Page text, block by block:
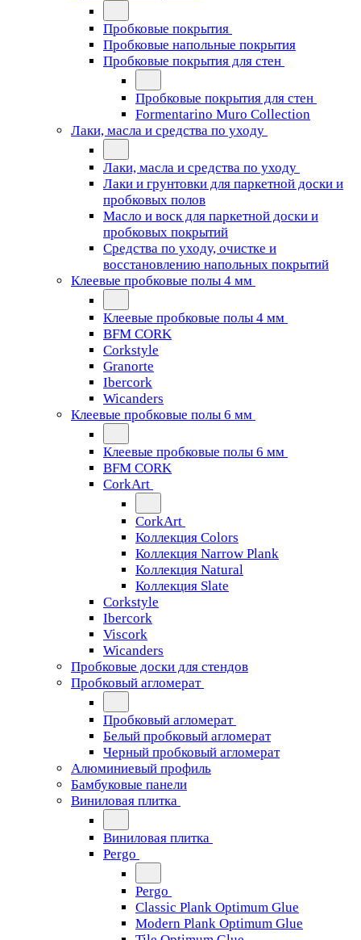
Пробковые покрытия
Пробковые напольные покрытия
Пробковые покрытия для стен
Пробковые покрытия для стен
Formentarino Muro Collection
Лаки, масла и средства по уходу
Лаки, масла и средства по уходу
Лаки и грунтовки для паркетной доски и
пробковых полов
Масло и воск для паркетной доски и
пробковых покрытий
Средства по уходу, очистке и
восстановлению напольных покрытий
Клеевые пробковые полы 4 мм
Клеевые пробковые полы 4 мм
BFM CORK
Corkstyle
Granorte
Ibercork
Wicanders
Клеевые пробковые полы 6 мм
Клеевые пробковые полы 6 мм
BFM CORK
CorkArt
CorkArt
Коллекция Colors
Коллекция Narrow Plank
Коллекция Natural
Коллекция Slate
Corkstyle
Ibercork
Viscork
Wicanders
Пробковые доски для стендов
Пробковый агломерат
Пробковый агломерат
Белый пробковый агломерат
Черный пробковый агломерат
Алюминиевый профиль
Бамбуковые панели
Виниловая плитка
Виниловая плитка
Pergo
Pergo
Classic Plank Optimum Glue
Modern Plank Optimum Glue